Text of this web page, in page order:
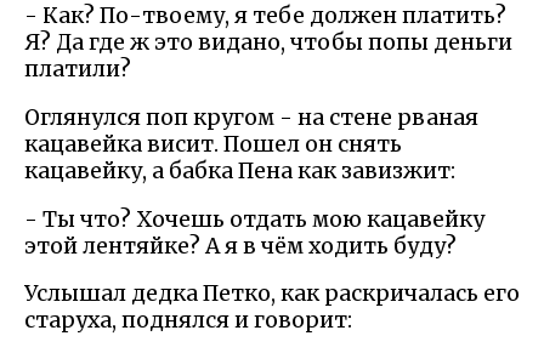
- Как? По-твоему, я тебе должен платить?
Я? Да где ж это видано, чтобы попы деньги
платили?
Оглянулся поп кругом - на стене рваная
кацавейка висит. Пошел он снять
кацавейку, а бабка Пена как завизжит:
- Ты что? Хочешь отдать мою кацавейку
этой лентяйке? А я в чём ходить буду?
Услышал дедка Петко, как раскричалась его
старуха, поднялся и говорит: